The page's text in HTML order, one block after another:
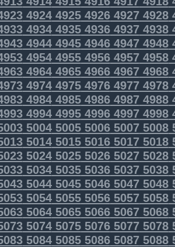
49244925492649274928
49344935493649374938
49444945494649474948
49544955495649574958
49644965496649674968
49744975497649774978
49844985498649874988
49944995499649974998
50045005500650075008
50145015501650175018
50245025502650275028
50345035503650375038
50445045504650475048
50545055505650575058
50645065506650675068
50745075507650775078
50845085508650875088